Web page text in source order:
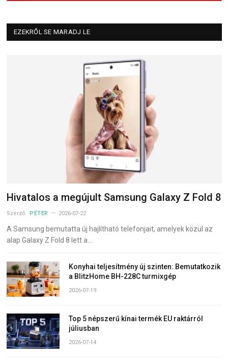
EZEKRŐL SE MARADJ LE
Hivatalos a megújult Samsung Galaxy Z Fold 8
Szerző: PÉTER 2026-07-22
A Samsung bemutatta új hajlítható telefonjait, amelyek közül az
alap Galaxy Z Fold 8 lett a…
Konyhai teljesítmény új szinten: Bemutatkozik
a BlitzHome BH-228C turmixgép
2026-07-19
Top 5 népszerű kínai termék EU raktárról
júliusban
2026-07-14